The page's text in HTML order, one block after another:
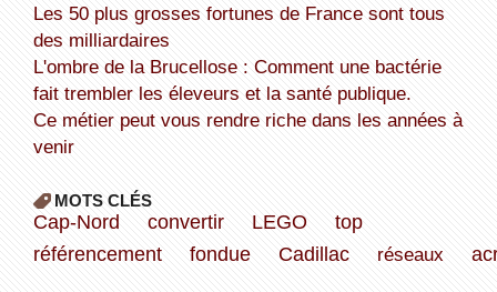
Les 50 plus grosses fortunes de France sont tous
des milliardaires
L'ombre de la Brucellose : Comment une bactérie
fait trembler les éleveurs et la santé publique.
Ce métier peut vous rendre riche dans les années à
venir
MOTS CLÉS
Cap-Nord convertir LEGO
top
référencement
fondue Cadillac réseaux